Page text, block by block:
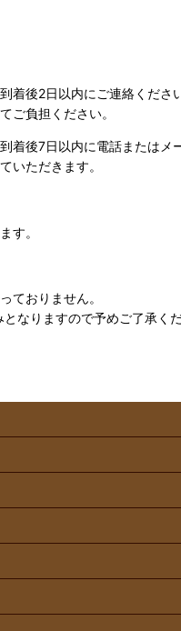
着後2日以内にご連絡ください
ご負担ください。
着後7日以内に電話またはメ
いただきます。
す。
ておりません。
なりますので予めご了承くだ